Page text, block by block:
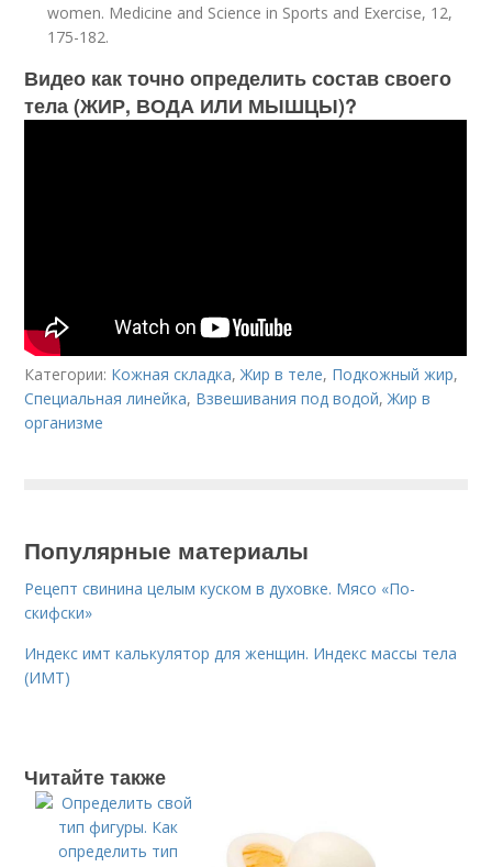
women. Medicine and Science in Sports and Exercise, 12,
175-182.
Видео как точно определить состав своего
тела (ЖИР, ВОДА ИЛИ МЫШЦЫ)?
Категории: Кожная складка,Жир в теле, Подкожный жир,
Специальная линейка, Взвешивания под водой,Жир в
организме
Популярные материалы
Рецепт свинина целым куском в духовке. Мясо «По-
скифски»
Индекс имт калькулятор для женщин. Индекс массы тела
(ИМТ)
Читайте также